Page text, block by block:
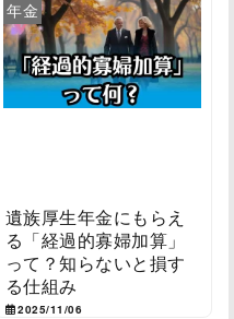
年金
遺族厚生年金にもらえ
る「経過的寡婦加算」
って？知らないと損す
る仕組み
2025/11/06